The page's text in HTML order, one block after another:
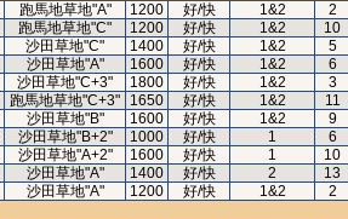
跑馬地草地"A" 1200 好/快 1&2
2
跑馬地草地"C" 1200 好/快 1&2
10
沙田草地"C" 1400 好/快 1&2
5
沙田草地"A" 1600 好/快 1&2
6
沙田草地"C+3" 1800 好/快 1&2
3
跑馬地草地"C+3" 1650 好/快 1&2
11
沙田草地"B" 1600 好/快 1&2
9
沙田草地"B+2" 1000 好/快 1
6
沙田草地"A+2" 1600 好/快 1
10
沙田草地"A" 1400 好/快 2
13
沙田草地"A" 1200 好/快 1&2
2